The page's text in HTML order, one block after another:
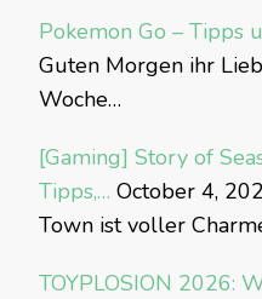
Pokemon Go – Tipps
Guten Morgen ihr
Woche…
[Gaming] Story of
Tipps,… October 4,
Town ist voller
TOYPLOSION 2026: